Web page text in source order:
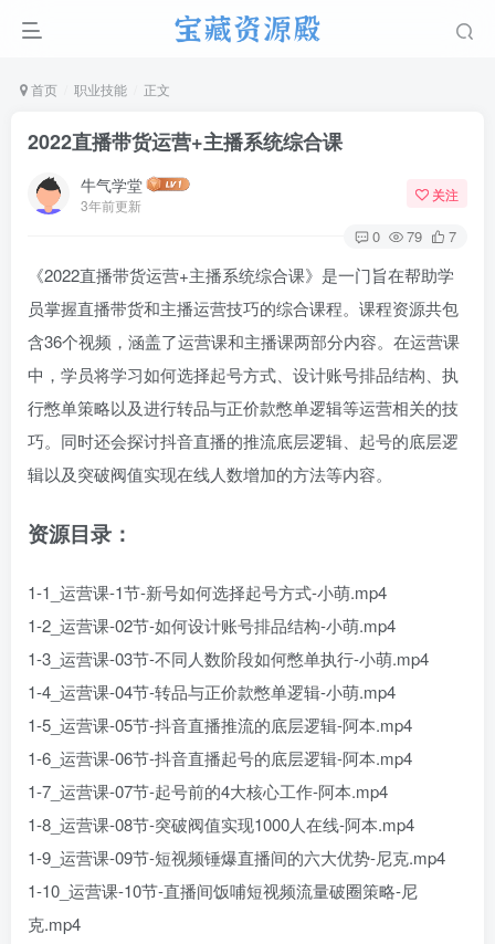
首页 职业技能 正文
2022直播带货运营+主播系统综合课
牛气学堂
3年前更新
关注
0 79 7
《2022直播带货运营+主播系统综合课》是一门旨在帮助学
员掌握直播带货和主播运营技巧的综合课程。课程资源共包
含36个视频，涵盖了运营课和主播课两部分内容。在运营课
中，学员将学习如何选择起号方式、设计账号排品结构、执
行憋单策略以及进行转品与正价款憋单逻辑等运营相关的技
巧。同时还会探讨抖音直播的推流底层逻辑、起号的底层逻
辑以及突破阀值实现在线人数增加的方法等内容。
资源目录：
1-1_运营课-1节-新号如何选择起号方式-小萌.mp4
1-2_运营课-02节-如何设计账号排品结构-小萌.mp4
1-3_运营课-03节-不同人数阶段如何憋单执行-小萌.mp4
1-4_运营课-04节-转品与正价款憋单逻辑-小萌.mp4
1-5_运营课-05节-抖音直播推流的底层逻辑-阿本.mp4
1-6_运营课-06节-抖音直播起号的底层逻辑-阿本.mp4
1-7_运营课-07节-起号前的4大核心工作-阿本.mp4
1-8_运营课-08节-突破阀值实现1000人在线-阿本.mp4
1-9_运营课-09节-短视频锤爆直播间的六大优势-尼克.mp4
1-10_运营课-10节-直播间饭哺短视频流量破圈策略-尼
克.mp4